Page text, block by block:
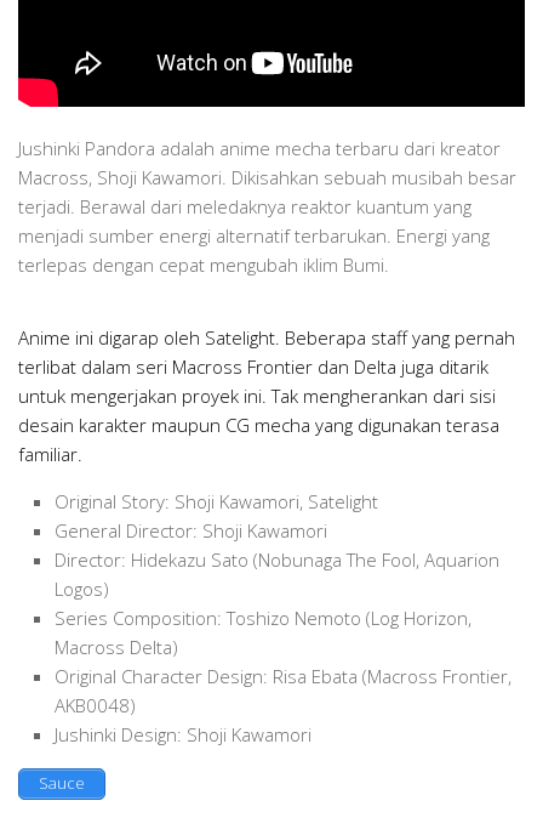
Jushinki Pandora adalah anime mecha terbaru dari kreator
Macross, Shoji Kawamori. Dikisahkan sebuah musibah besar
terjadi. Berawal dari meledaknya reaktor kuantum yang
menjadi sumber energi alternatif terbarukan. Energi yang
terlepas dengan cepat mengubah iklim Bumi.
Anime ini digarap oleh Satelight. Beberapa staff yang pernah
terlibat dalam seri Macross Frontier dan Delta juga ditarik
untuk mengerjakan proyek ini. Tak mengherankan dari sisi
desain karakter maupun CG mecha yang digunakan terasa
familiar.
Original Story: Shoji Kawamori, Satelight
General Director: Shoji Kawamori
Director: Hidekazu Sato (Nobunaga The Fool, Aquarion
Logos)
Series Composition: Toshizo Nemoto (Log Horizon,
Macross Delta)
Original Character Design: Risa Ebata (Macross Frontier,
AKB0048)
Jushinki Design: Shoji Kawamori
Sauce